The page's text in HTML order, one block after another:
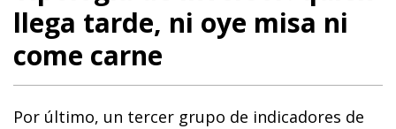
llega tarde, ni oye misa ni
come carne
Por último, un tercer grupo de indicadores de